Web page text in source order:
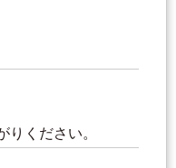
りください。